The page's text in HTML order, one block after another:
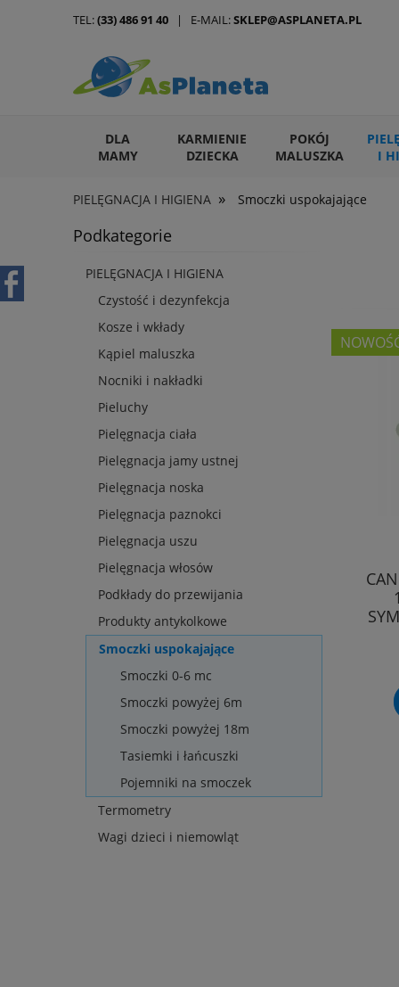
DLA
MAMY
KARMIENIE
DZIECKA
POKÓJ
MALUSZKA
I
ARTYKUŁY DLA ZWIERZĄT
PIELĘGNACJA I HIGIENA » Smoczki uspokajające
TEL:(33) 486 91 40 | E-MAIL:SKLEP@ASPLANETA.PL
Podkategorie
PIELĘGNACJA I HIGIENA
Czystość i dezynfekcja
Kosze i wkłady
Kąpiel maluszka
Nocniki i nakładki
Pieluchy
Pielęgnacja ciała
Pielęgnacja jamy ustnej
Pielęgnacja noska
Pielęgnacja paznokci
Pielęgnacja uszu
Pielęgnacja włosów
Podkłady do przewijania
Produkty antykolkowe
Smoczki uspokajające
Smoczki 0-6 mc
Smoczki powyżej 6m
Smoczki powyżej 18m
Tasiemki i łańcuszki
Pojemniki na smoczek
Termometry
Wagi dzieci i niemowląt